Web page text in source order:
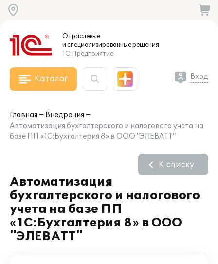
Отраслевые
и специализированныерешения
1С:Предприятие
Каталог Вход
Главная
Внедрения
Автоматизация бухгалтерского и налогового учета на
базе ПП «1С:Бухгалтерия 8» в ООО "ЭЛЕВАТТ"
Автоматизация
бухгалтерского и налогового
учета на базе ПП
«1С:Бухгалтерия 8» в ООО
"ЭЛЕВАТТ"
К списку